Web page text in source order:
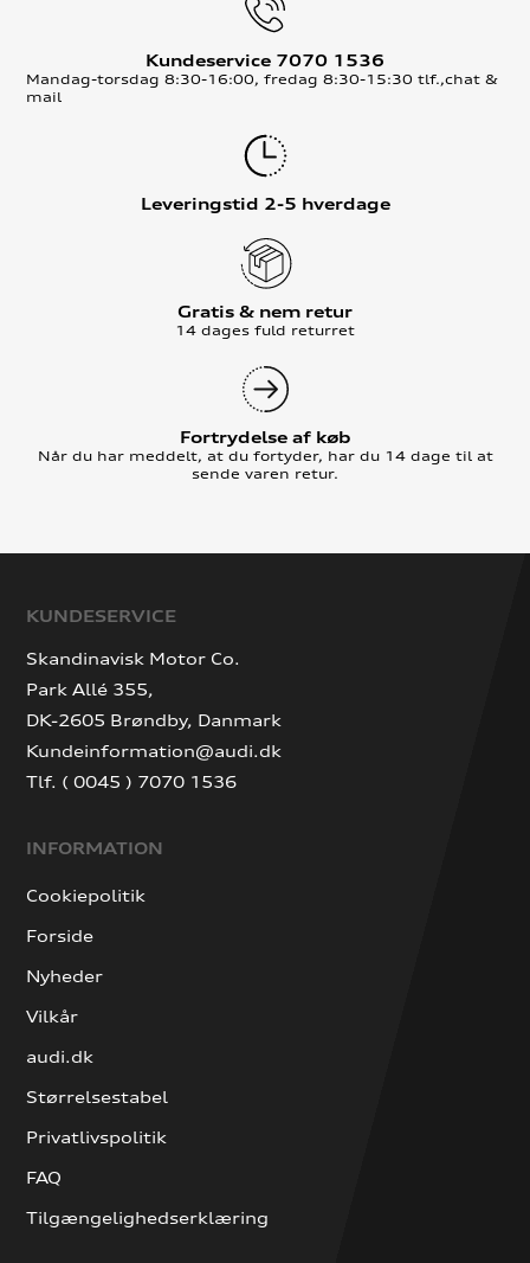
Kundeservice 7070 1536
Mandag-torsdag 8:30-16:00, fredag 8:30-15:30 tlf.,chat &
mail
Leveringstid 2-5 hverdage
Gratis & nem retur
14 dages fuld returret
Fortrydelse af køb
Når du har meddelt, at du fortyder, har du 14 dage til at
sende varen retur.
KUNDESERVICE
Skandinavisk Motor Co.
Park Allé 355,
DK-2605 Brøndby, Danmark
Kundeinformation@audi.dk
Tlf. ( 0045 ) 7070 1536
INFORMATION
Cookiepolitik
Forside
Nyheder
Vilkår
audi.dk
Størrelsestabel
Privatlivspolitik
FAQ
Tilgængelighedserklæring